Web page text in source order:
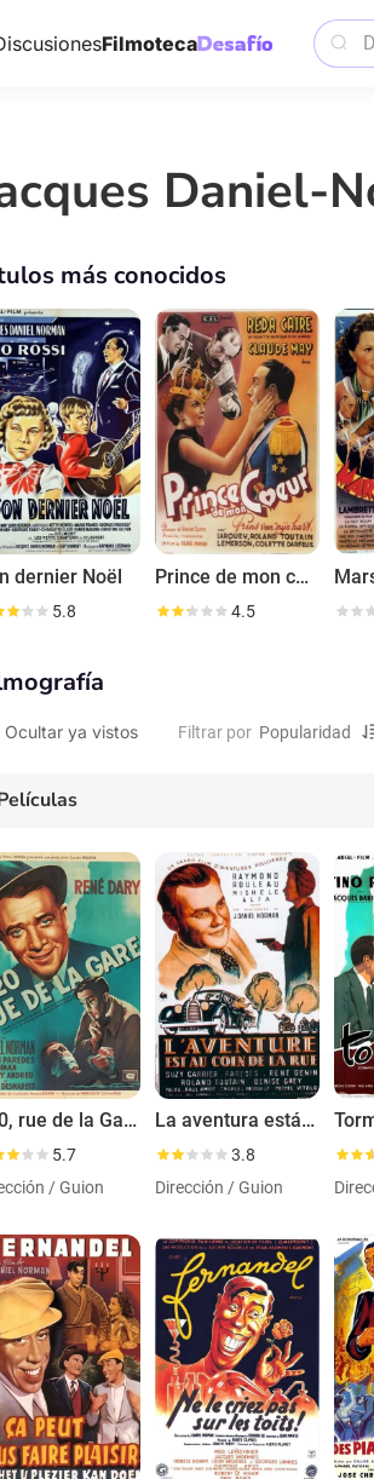
Filmoteca
Daniel-
más conocidos
dernier Noël
5.8
Prince de mon coeur
4.5
Ocultar ya vistos Filtrar por
120, rue de la Gare
5.7
/ Guion
La aventura está en la esquina
3.8
Dirección / Guion